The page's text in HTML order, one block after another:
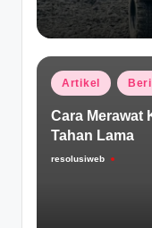
Posted
in
Artikel
Cara Merawat
Tahan Lama
Posted
resolusiweb